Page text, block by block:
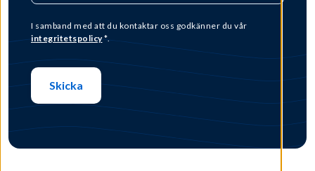
I samband med att du kontaktar oss godkänner du vår
integritetspolicy*.